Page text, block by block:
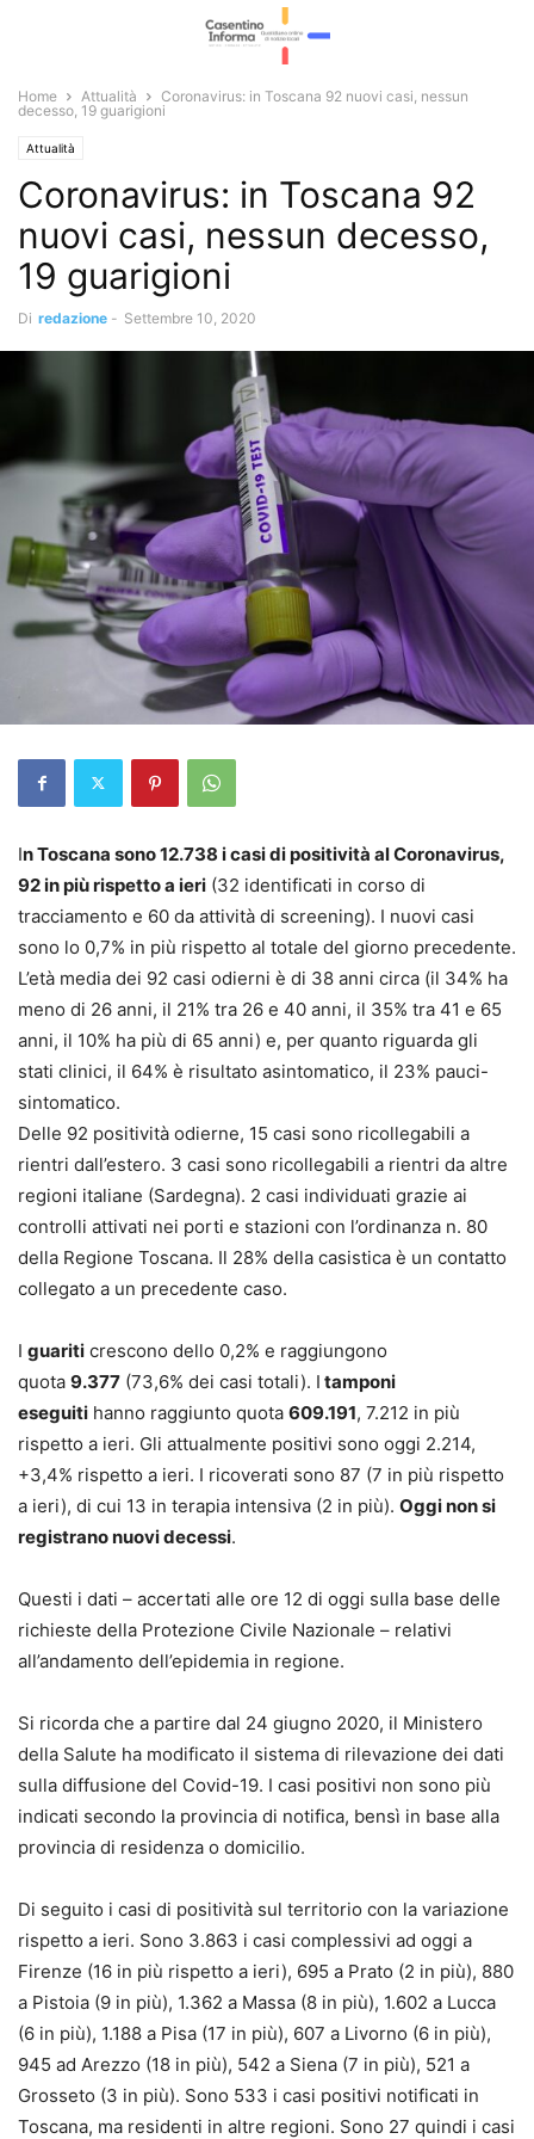
Home Attualità
Coronavirus: in Toscana 92 nuovi casi, nessun
decesso, 19 guarigioni
Attualità
Coronavirus: in Toscana 92
nuovi casi, nessun decesso,
19 guarigioni
Di redazione - Settembre 10, 2020
In Toscana sono 12.738 i casi di positività al Coronavirus,
92 in più rispetto a ieri (32 identificati in corso di
tracciamento e 60 da attività di screening). I nuovi casi
sono lo 0,7% in più rispetto al totale del giorno precedente.
L’età media dei 92 casi odierni è di 38 anni circa (il 34% ha
meno di 26 anni, il 21% tra 26 e 40 anni, il 35% tra 41 e 65
anni, il 10% ha più di 65 anni) e, per quanto riguarda gli
stati clinici, il 64% è risultato asintomatico, il 23% pauci-
sintomatico.
Delle 92 positività odierne, 15 casi sono ricollegabili a
rientri dall’estero. 3 casi sono ricollegabili a rientri da altre
regioni italiane (Sardegna). 2 casi individuati grazie ai
controlli attivati nei porti e stazioni con l’ordinanza n. 80
della Regione Toscana. Il 28% della casistica è un contatto
collegato a un precedente caso.
I guariti crescono dello 0,2% e raggiungono
quota 9.377 (73,6% dei casi totali). I tamponi
eseguiti hanno raggiunto quota 609.191, 7.212 in più
rispetto a ieri. Gli attualmente positivi sono oggi 2.214,
+3,4% rispetto a ieri. I ricoverati sono 87 (7 in più rispetto
a ieri), di cui 13 in terapia intensiva (2 in più). Oggi non si
registrano nuovi decessi.
Questi i dati – accertati alle ore 12 di oggi sulla base delle
richieste della Protezione Civile Nazionale – relativi
all’andamento dell’epidemia in regione.
Si ricorda che a partire dal 24 giugno 2020, il Ministero
della Salute ha modificato il sistema di rilevazione dei dati
sulla diffusione del Covid-19. I casi positivi non sono più
indicati secondo la provincia di notifica, bensì in base alla
provincia di residenza o domicilio.
Di seguito i casi di positività sul territorio con la variazione
rispetto a ieri. Sono 3.863 i casi complessivi ad oggi a
Firenze (16 in più rispetto a ieri), 695 a Prato (2 in più), 880
a Pistoia (9 in più), 1.362 a Massa (8 in più), 1.602 a Lucca
(6 in più), 1.188 a Pisa (17 in più), 607 a Livorno (6 in più),
945 ad Arezzo (18 in più), 542 a Siena (7 in più), 521 a
Grosseto (3 in più). Sono 533 i casi positivi notificati in
Toscana, ma residenti in altre regioni. Sono 27 quindi i casi